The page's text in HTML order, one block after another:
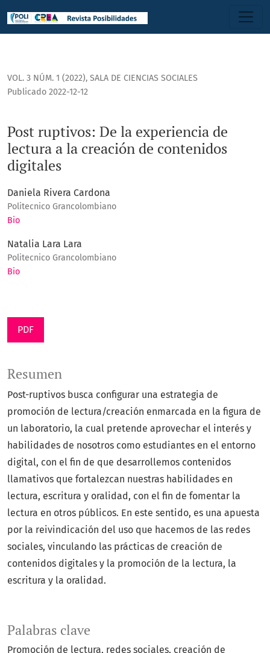
VOL. 3 NÚM. 1 (2022), SALA DE CIENCIAS SOCIALES
Post ruptivos: De la experiencia de
lectura a la creación de contenidos
digitales
Publicado 2022-12-12
Daniela Rivera Cardona
Politecnico Grancolombiano
Bio
Natalia Lara Lara
Politecnico Grancolombiano
Bio
PDF
Palabras clave
Promoción de lectura redes sociales creación de
Resumen
Post-ruptivos busca configurar una estrategia de
promoción de lectura/creación enmarcada en la figura de
un laboratorio, la cual pretende aprovechar el interés y
habilidades de nosotros como estudiantes en el entorno
digital, con el fin de que desarrollemos contenidos
llamativos que fortalezcan nuestras habilidades en
lectura, escritura y oralidad, con el fin de fomentar la
lectura en otros públicos. En este sentido, es una apuesta
por la reivindicación del uso que hacemos de las redes
sociales, vinculando las prácticas de creación de
contenidos digitales y la promoción de la lectura, la
escritura y la oralidad.